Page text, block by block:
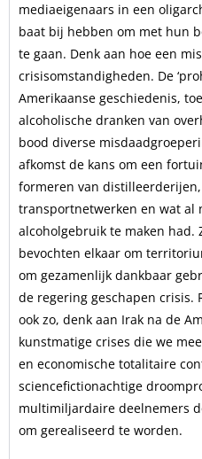
mediaeigenaars in een
baat bij hebben om met hun
te gaan. Denk aan hoe een
crisisomstandigheden. De
Amerikaanse geschiedenis,
alcoholische dranken van
bood diverse
afkomst de kans om een
formeren van
transportnetwerken en wat al
alcoholgebruik te maken had.
bevochten elkaar om
om gezamenlijk dankbaar
de regering geschapen crisis.
ook zo, denk aan Irak na de
kunstmatige crises die we
en economische totalitaire
sciencefictionachtige
multimiljardaire deelnemers
om gerealiseerd te worden.